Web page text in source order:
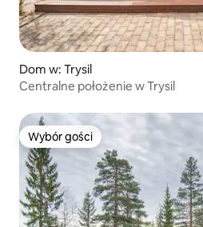
Dom w: Trysil
Centralne położenie w Trysil
Wybór gości
Wybór gości